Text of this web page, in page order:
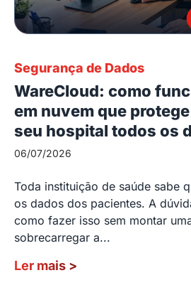
Segurança de Dados
WareCloud: como
em nuvem que
seu hospital todos os
06/07/2026
Toda instituição de saúde sabe
os dados dos pacientes. A
como fazer isso sem montar
sobrecarregar a...
Ler mais >